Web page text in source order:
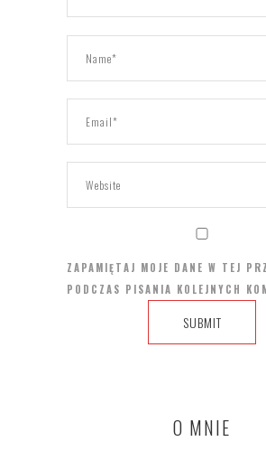
ZAPAMIĘTAJ MOJE DANE W TEJ
PODCZAS PISANIA KOLEJNYCH
O MNIE